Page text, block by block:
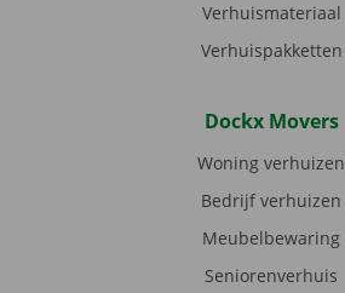
Verhuismateriaal
Verhuispakketten
Dockx Movers
Woning verhuizen
Bedrijf verhuizen
Meubelbewaring
Seniorenverhuis